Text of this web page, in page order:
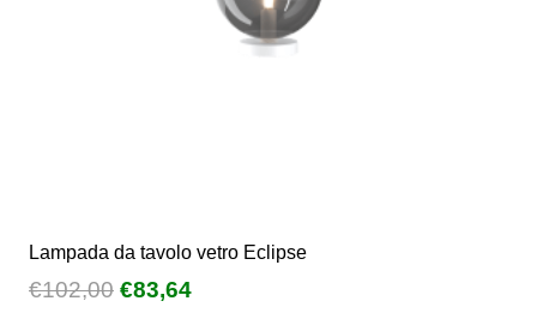
Lampada da tavolo vetro Eclipse
€102,00 Il
€83,64Il